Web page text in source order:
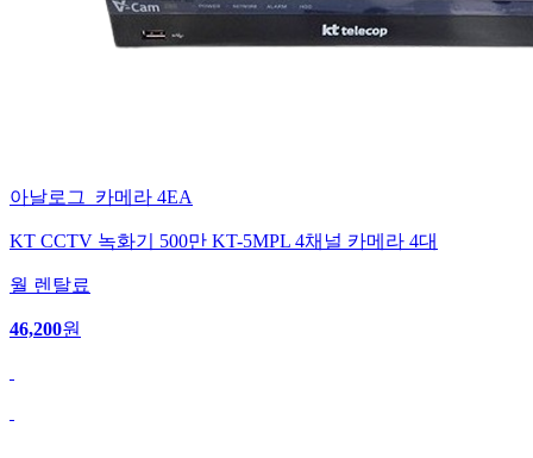
아날로그_카메라 4EA
KT CCTV 녹화기 500만 KT-5MPL 4채널 카메라 4대
월 렌탈료
46,200원